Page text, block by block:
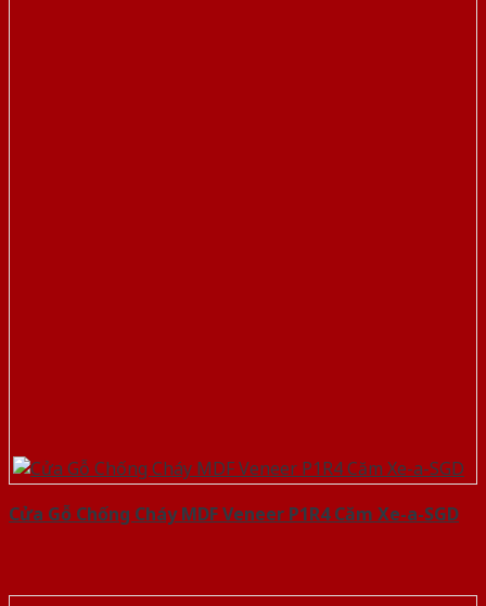
Cửa Gỗ Chống Cháy MDF Veneer P1R4 Căm Xe-a-SGD